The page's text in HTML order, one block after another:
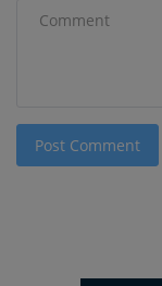
Post Comment